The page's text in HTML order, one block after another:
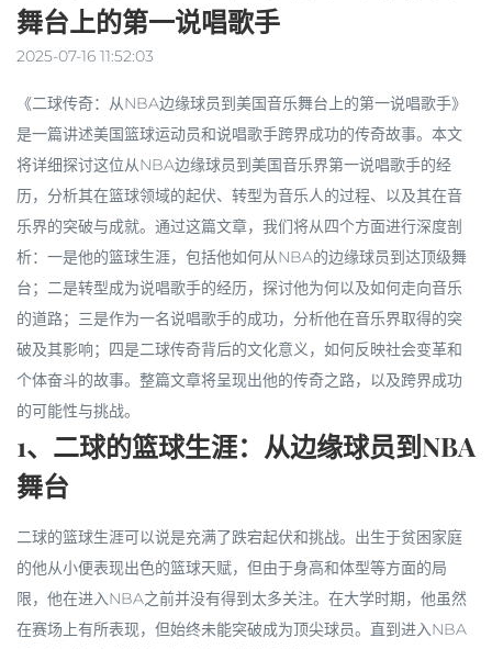
舞台上的第一说唱歌手
2025-07-16 11:52:03
《二球传奇：从NBA边缘球员到美国音乐舞台上的第一说唱歌手》
是一篇讲述美国篮球运动员和说唱歌手跨界成功的传奇故事。本文
将详细探讨这位从NBA边缘球员到美国音乐界第一说唱歌手的经
历，分析其在篮球领域的起伏、转型为音乐人的过程、以及其在音
乐界的突破与成就。通过这篇文章，我们将从四个方面进行深度剖
析：一是他的篮球生涯，包括他如何从NBA的边缘球员到达顶级舞
台；二是转型成为说唱歌手的经历，探讨他为何以及如何走向音乐
的道路；三是作为一名说唱歌手的成功，分析他在音乐界取得的突
破及其影响；四是二球传奇背后的文化意义，如何反映社会变革和
个体奋斗的故事。整篇文章将呈现出他的传奇之路，以及跨界成功
的可能性与挑战。
1、二球的篮球生涯：从边缘球员到NBA
舞台
二球的篮球生涯可以说是充满了跌宕起伏和挑战。出生于贫困家庭
的他从小便表现出色的篮球天赋，但由于身高和体型等方面的局
限，他在进入NBA之前并没有得到太多关注。在大学时期，他虽然
在赛场上有所表现，但始终未能突破成为顶尖球员。直到进入NBA